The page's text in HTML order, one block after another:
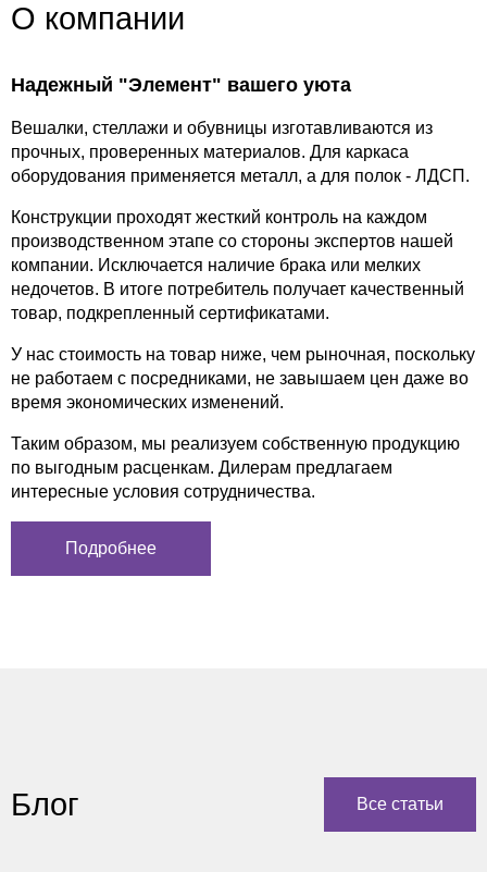
О компании
Надежный "Элемент" вашего уюта
Вешалки, стеллажи и обувницы изготавливаются из
прочных, проверенных материалов. Для каркаса
оборудования применяется металл, а для полок - ЛДСП.
Конструкции проходят жесткий контроль на каждом
производственном этапе со стороны экспертов нашей
компании. Исключается наличие брака или мелких
недочетов. В итоге потребитель получает качественный
товар, подкрепленный сертификатами.
У нас стоимость на товар ниже, чем рыночная, поскольку
не работаем с посредниками, не завышаем цен даже во
время экономических изменений.
Таким образом, мы реализуем собственную продукцию
по выгодным расценкам. Дилерам предлагаем
интересные условия сотрудничества.
Подробнее
Блог Все статьи